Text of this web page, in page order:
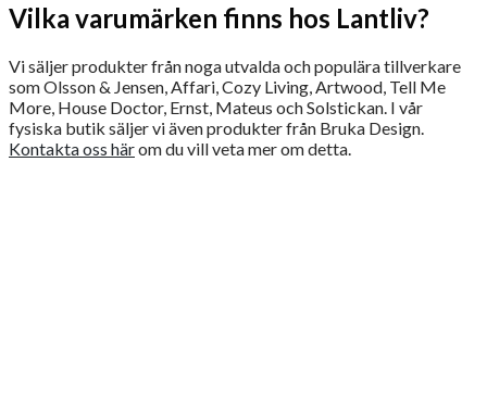
Vilka varumärken finns hos Lantliv?
Vi säljer produkter från noga utvalda och populära tillverkare
som Olsson & Jensen, Affari, Cozy Living, Artwood, Tell Me
More, House Doctor, Ernst, Mateus och Solstickan. I vår
fysiska butik säljer vi även produkter från Bruka Design.
Kontakta oss härom du vill veta mer om detta.